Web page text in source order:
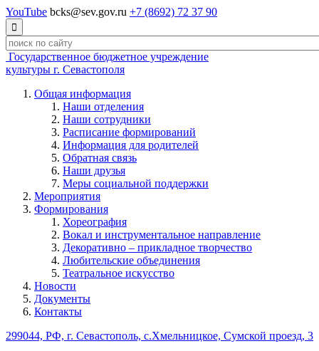
YouTube bcks@sev.gov.ru +7 (8692) 72 37 90

Государственное бюджетное учреждение
культуры г. Севастополя
Общая информация
Наши отделения
Наши сотрудники
Расписание формирований
Информация для родителей
Обратная связь
Наши друзья
Меры социальной поддержки
Мероприятия
Формирования
Хореография
Вокал и инструментальное направление
Декоративно – прикладное творчество
Любительские объединения
Театральное искусство
Новости
Документы
Контакты
299044, РФ, г. Севастополь, с.Хмельницкое, Сумской проезд, 3